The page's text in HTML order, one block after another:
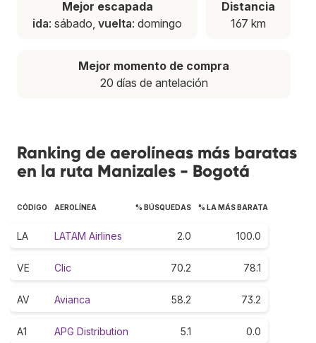
Mejor escapada
ida: sábado, vuelta: domingo
Distancia
167 km
Mejor momento de compra
20 días de antelación
Ranking de aerolíneas más baratas
en la ruta Manizales - Bogotá
CÓDIGO AEROLÍNEA % BÚSQUEDAS % LA MÁS BARATA
LA LATAM Airlines 2.0 100.0
VE Clic 70.2 78.1
AV Avianca 58.2 73.2
A1 APG Distribution 5.1 0.0